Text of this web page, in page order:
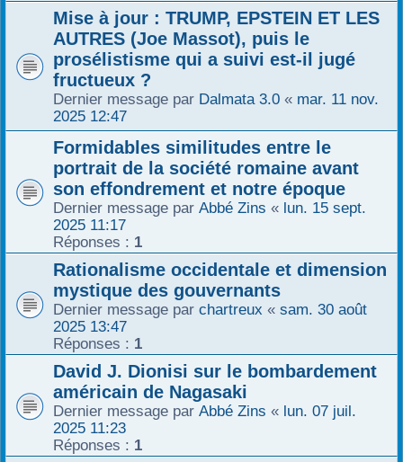
Mise à jour : TRUMP, EPSTEIN ET LES
AUTRES (Joe Massot), puis le
prosélistisme qui a suivi est-il jugé
fructueux ?
Dernier message par Dalmata 3.0 « mar. 11 nov.
2025 12:47
Formidables similitudes entre le
portrait de la société romaine avant
son effondrement et notre époque
Dernier message par Abbé Zins « lun. 15 sept.
2025 11:17
Réponses : 1
Rationalisme occidentale et dimension
mystique des gouvernants
Dernier message par chartreux « sam. 30 août
2025 13:47
Réponses : 1
David J. Dionisi sur le bombardement
américain de Nagasaki
Dernier message par Abbé Zins « lun. 07 juil.
2025 11:23
Réponses : 1